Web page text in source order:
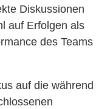
Diskussionen
auf Erfolgen als
des Teams
auf die während